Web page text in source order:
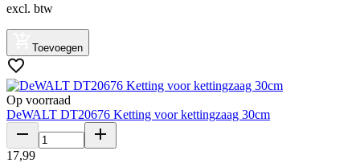
excl. btw
Toevoegen
Op voorraad
DeWALT DT20676 Ketting voor kettingzaag 30cm
17,99